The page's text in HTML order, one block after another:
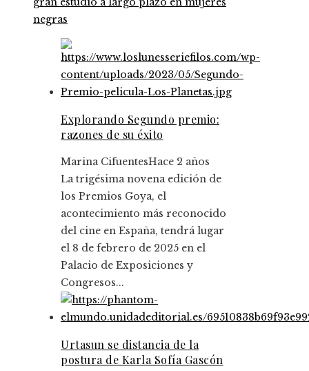
negras
Explorando Segundo premio:
razones de su éxito
Marina CifuentesHace 2 años
La trigésima novena edición de
los Premios Goya, el
acontecimiento más reconocido
del cine en España, tendrá lugar
el 8 de febrero de 2025 en el
Palacio de Exposiciones y
Congresos...
Urtasun se distancia de la
postura de Karla Sofía Gascón